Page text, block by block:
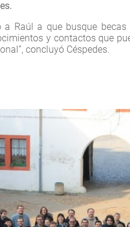
a Raúl a que busque
y contactos que
concluyó Céspedes.